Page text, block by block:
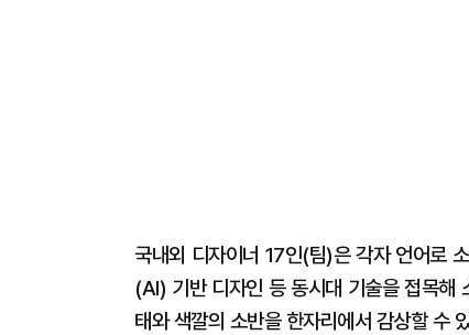
국내외 디자이너 17인(팀)은 각자 언어로
(AI) 기반 디자인 등 동시대 기술을 접목해
태와 색깔의 소반을 한자리에서 감상할 수